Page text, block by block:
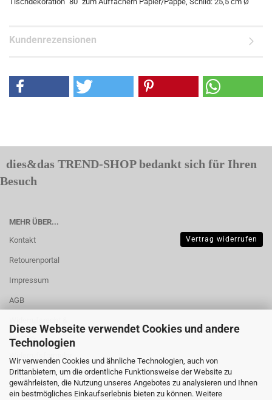
Diese Webseite verwendet Cookies und andere
Technologien
Wir verwenden Cookies und ähnliche Technologien, auch von
Drittanbietern, um die ordentliche Funktionsweise der Website zu
gewährleisten, die Nutzung unseres Angebotes zu analysieren und Ihnen
ein bestmögliches Einkaufserlebnis bieten zu können. Weitere
Kundenrezensionen
dies&das TREND-SHOP bedankt sich für Ihren
Besuch
MEHR ÜBER...
Kontakt
Retourenportal
Impressum
AGB
Muster-
Widerrufsformular
Versand- &
Zahlungsbedingungen
Vertrag widerrufen